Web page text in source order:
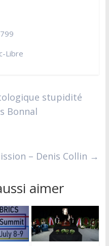
Libre
stupidité
Bonnal
– Denis Collin →
aimer